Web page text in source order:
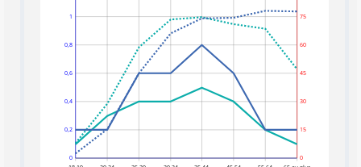
0
0,2
0,4
0,6
0,8
1
0
15
30
45
60
75